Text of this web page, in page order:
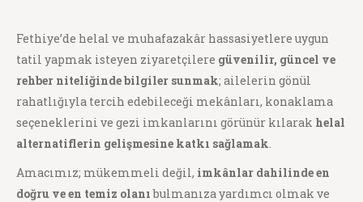
Fethiye’de helal ve muhafazakâr hassasiyetlere uygun
tatil yapmak isteyen ziyaretçilere güvenilir, güncel ve
rehber niteliğinde bilgiler sunmak; ailelerin gönül
rahatlığıyla tercih edebileceği mekânları, konaklama
seçeneklerini ve gezi imkanlarını görünür kılarak helal
alternatiflerin gelişmesine katkı sağlamak
Amacımız; mükemmeli değil, imkânlar dahilinde en
doğru ve en temiz olanıbulmanıza yardımcı olmak ve